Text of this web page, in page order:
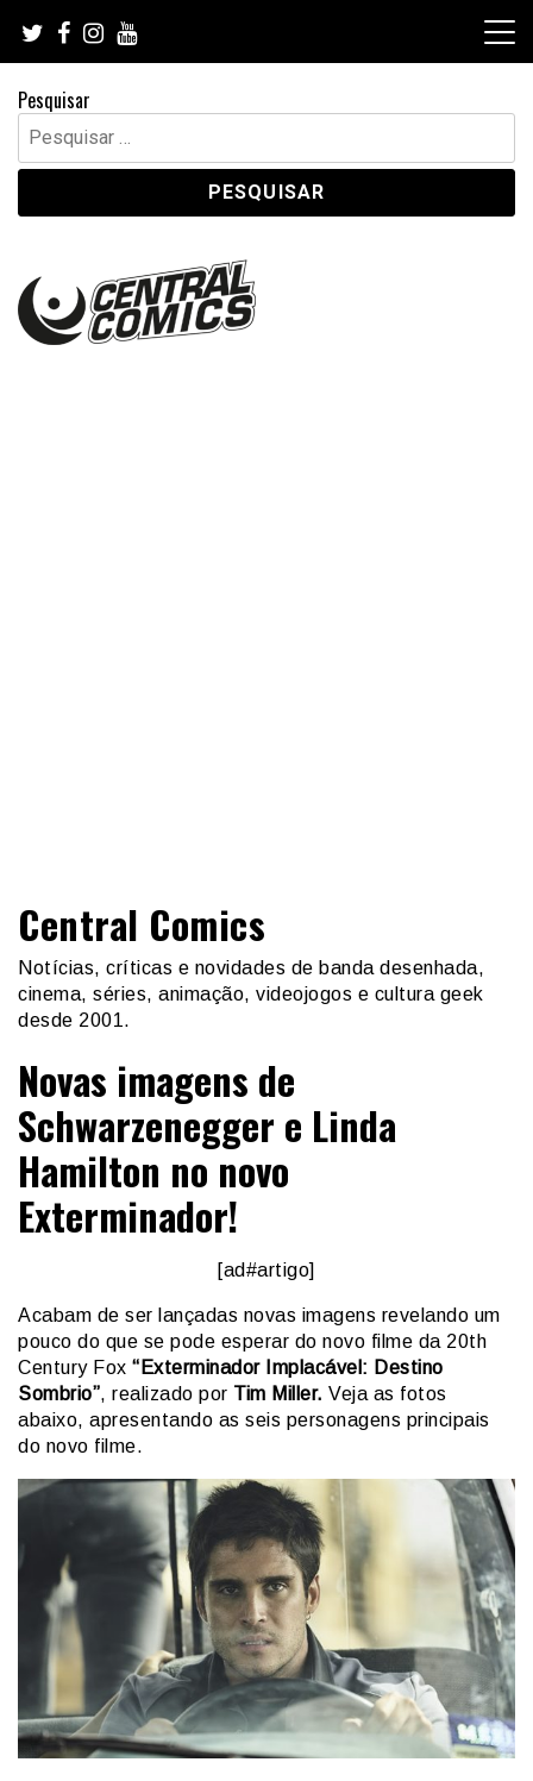
content
Pesquisar
Pesquisar
por:
Central Comics
Notícias, críticas e novidades de banda desenhada,
cinema, séries, animação, videojogos e cultura geek
desde 2001.
Novas imagens de
Schwarzenegger e Linda
Hamilton no novo
Exterminador!
[ad#artigo]
Acabam de ser lançadas novas imagens revelando um
pouco do que se pode esperar do novo filme da 20th
Century Fox “Exterminador Implacável: Destino
Sombrio”, realizado por Tim Miller. Veja as fotos
abaixo, apresentando as seis personagens principais
do novo filme.